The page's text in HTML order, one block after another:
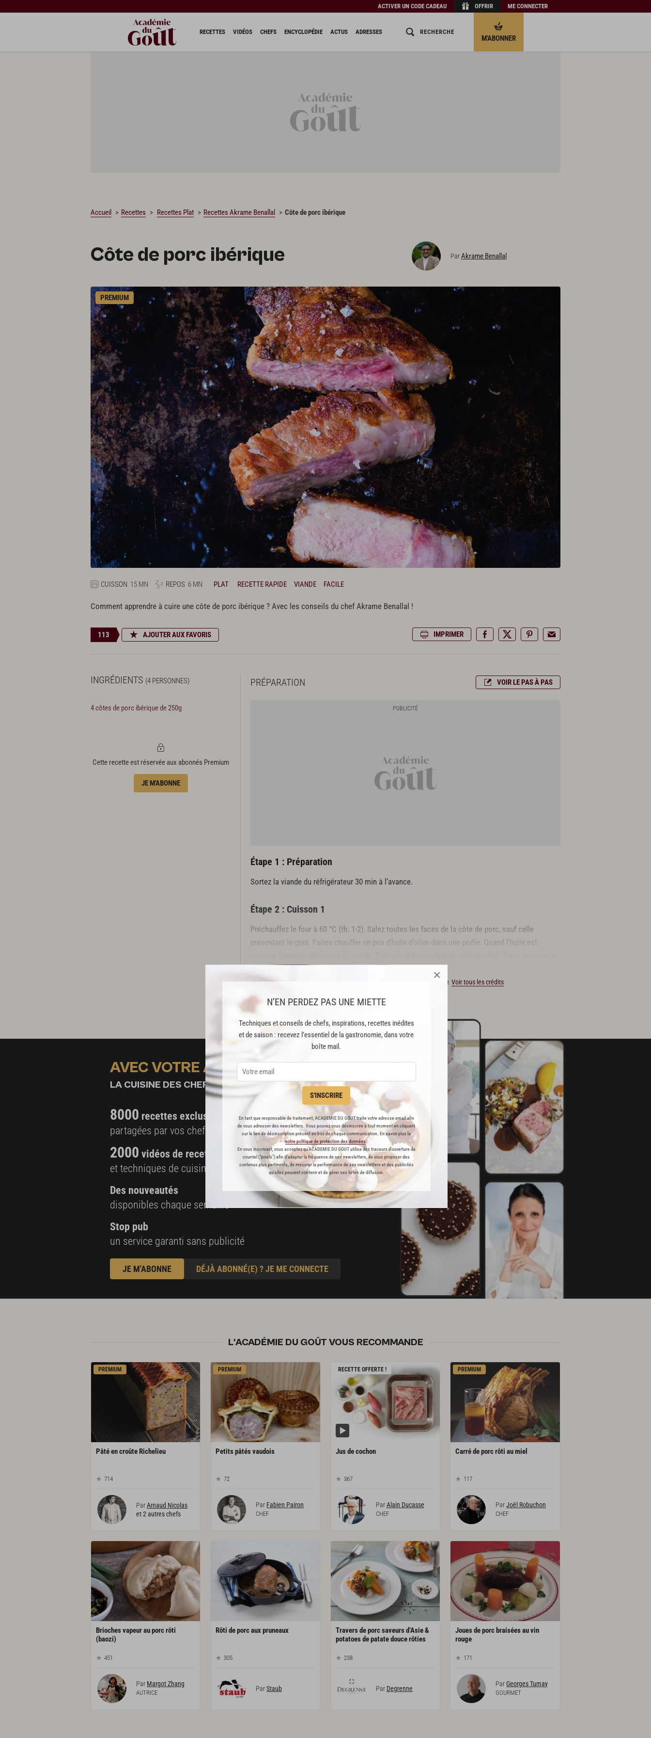
N’EN PERDEZ PAS UNE MIETTE
Techniques et conseils de chefs, inspirations, recettes inédites
et de saison : recevez l’essentiel de la gastronomie, dans votre
boîte mail.
S'INSCRIRE
En tant que responsable de traitement, ACADEMIE DU GOUT traite votre adresse email afin
de vous adresser des newsletters. Vous pouvez vous désinscrire à tout moment en cliquant
sur le lien de désinscription présent en bas de chaque communication. En savoir plus la
notre politique de protection des données.
En vous inscrivant, vous acceptez qu'ACADEMIE DU GOUT utilise des traceurs d’ouverture de
courriel (“pixels”) afin d’adapter la fréquence de ses newsletters, de vous proposer des
contenus plus pertinents, de mesurer la performance de ses newsletters et des publicités
qu’elles peuvent contenir et de gérer ses listes de diffusion.
×
ACTIVER UN CODE CADEAU OFFRIR ME CONNECTER
RECETTES VIDÉOS CHEFS ENCYCLOPÉDIE ACTUS ADRESSES RECHERCHE
M'ABONNER
Accueil Recettes Recettes Plat Recettes Akrame Benallal Côte de porc ibérique
Côte de porc ibérique ParAkrame Benallal
PREMIUM
CUISSON 15 MN REPOS 6 MN PLAT RECETTE RAPIDE VIANDE FACILE
Comment apprendre à cuire une côte de porc ibérique ? Avec les conseils du chef Akrame Benallal !
113 AJOUTER AUX FAVORIS IMPRIMER
INGRÉDIENTS (4 PERSONNES)
4 côtes de porc ibérique de 250g
Cette recette est réservée aux abonnés Premium
JE M'ABONNE
PRÉPARATION VOIR LE PAS À PAS
Étape 1 : Préparation
Sortez la viande du réfrigérateur 30 min à l’avance.
Étape 2 : Cuisson 1
Préchauffez le four à 60 °C (th. 1-2). Salez toutes les faces de la côte de porc, sauf celle
présentant le gras. Faites chauffer un peu d’huile d’olive dans une poêle. Quand l’huile est
Cette recette est issue du livre "Carnivore" publié aux Éditions Alain Ducasse. Voir tous les crédits
Cette recette est réservée aux abonnés Premium
AVEC VOTRE ABONNEMENT PREMIUM
LA CUISINE DES CHEFS, ENFIN ACCESSIBLE !
8000 recettes exclusives
partagées par vos chefs préférés
2000 vidéos de recettes
et techniques de cuisine et pâtisserie
Des nouveautés
disponibles chaque semaine
Stop pub
un service garanti sans publicité
JE M'ABONNE DÉJÀ ABONNÉ(E) ? JE ME CONNECTE
L'ACADÉMIE DU GOÛT VOUS RECOMMANDE
PREMIUM
Pâtéencroûte Richelieu
714
ParArnaud Nicolas
et 2 autres chefs
PREMIUM
Petitspâtésvaudois
72
Par Fabien Pairon
CHEF
RECETTE OFFERTE !
Jusdecochon
367
ParAlain Ducasse
CHEF
PREMIUM
Carrédeporcrôti aumiel
117
ParJoël Robuchon
CHEF
Brioches vapeur au porc rôti
(baozi)
451
Par Margot Zhang
AUTRICE
Rôti deporcauxpruneaux
305
ParStaub
Travers de porc saveurs d’Asie &
potatoes de patate douce rôties
238
Par Degrenne
Joues de porc braisées au vin
rouge
171
ParGeorges Tumay
GOURMET
CHARGEMENT…